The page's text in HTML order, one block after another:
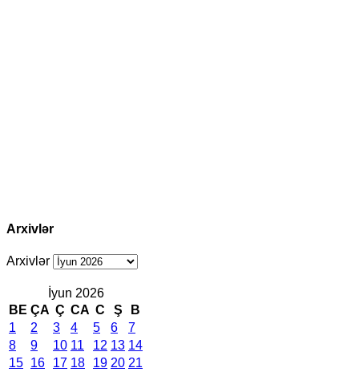
Arxivlər
Arxivlər
İyun 2026
BE ÇA Ç CA C Ş
B
1
2 3 4 5 6
7
8
9 10 11 12 13 14
15 16 17 18 19 20 21